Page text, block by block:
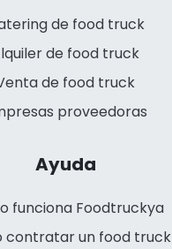
de food truck
de food truck
de food truck
proveedoras
Ayuda
funciona Foodtruckya
contratar un food truck